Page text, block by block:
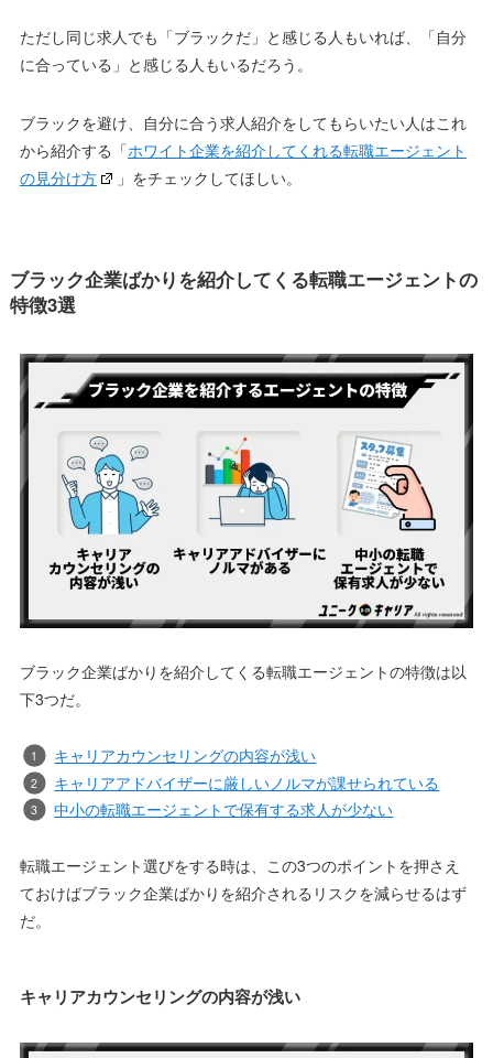
ただし同じ求人でも「ブラックだ」と感じる人もいれば、「自分
に合っている」と感じる人もいるだろう。
ブラックを避け、自分に合う求人紹介をしてもらいたい人はこれ
から紹介する「ホワイト企業を紹介してくれる転職エージェント
の見分け方
」をチェックしてほしい。
ブラック企業ばかりを紹介してくる転職エージェントの
特徴3選
ブラック企業ばかりを紹介してくる転職エージェントの特徴は以
下3つだ。
キャリアカウンセリングの内容が浅い
キャリアアドバイザーに厳しいノルマが課せられている
中小の転職エージェントで保有する求人が少ない
転職エージェント選びをする時は、この3つのポイントを押さえ
ておけばブラック企業ばかりを紹介されるリスクを減らせるはず
だ。
キャリアカウンセリングの内容が浅い